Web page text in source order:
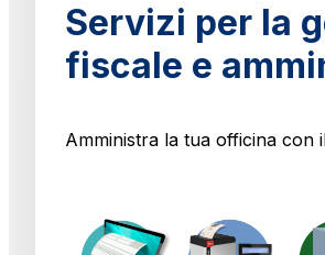
Servizi per la
fiscale e
Amministra la tua officina con